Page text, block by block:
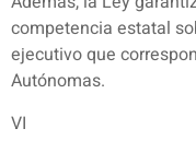
competencia estatal
ejecutivo que
Autónomas.
VI